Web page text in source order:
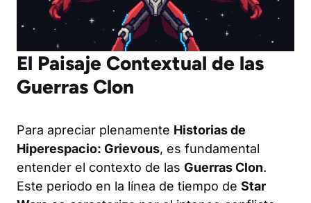
El Paisaje Contextual de las
Guerras Clon
Para apreciar plenamente Historias de
Hiperespacio: Grievous, es fundamental
entender el contexto de las Guerras Clon.
Este periodo en la línea de tiempo de Star